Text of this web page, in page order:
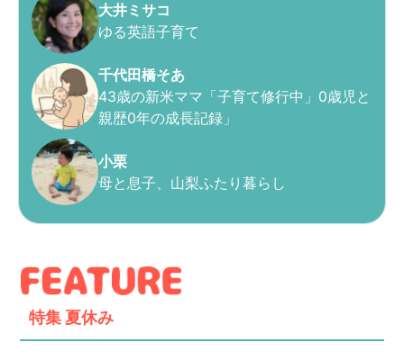
大井ミサコ
ゆる英語子育て
千代田橋そあ
43歳の新米ママ「子育て修行中」0歳児と
親歴0年の成長記録」
小栗
母と息子、山梨ふたり暮らし
特集 夏休み